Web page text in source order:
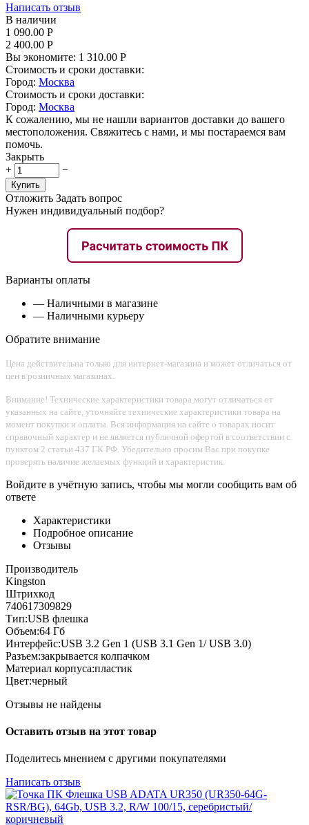
Написать отзыв
В наличии
1 090.00 Р
2 400.00 Р
Вы экономите: 1 310.00 Р
Стоимость и сроки доставки:
Город: Москва
Стоимость и сроки доставки:
Город: Москва
К сожалению, мы не нашли вариантов доставки до вашего
местоположения. Свяжитесь с нами, и мы постараемся вам
помочь.
Закрыть
+
−
Купить
Отложить Задать вопрос
Нужен индивидуальный подбор?
Варианты оплаты
— Наличными в магазине
— Наличными курьеру
Обратите внимание
Цена действительна только для интернет-магазина и может отличаться от
цен в розничных магазинах.
Внимание! Технические характеристики товара могут отличаться от
указанных на сайте, уточняйте технические характеристики товара на
момент покупки и оплаты. Вся информация на сайте о товарах носит
справочный характер и не является публичной офертой в соответствии с
пунктом 2 статьи 437 ГК РФ. Убедительно просим Вас при покупке
проверять наличие желаемых функций и характеристик.
Войдите в учётную запись, чтобы мы могли сообщить вам об
ответе
Характеристики
Подробное описание
Отзывы
Производитель
Kingston
Штрихкод
740617309829
Тип:USB флешка
Объем:64 Гб
Интерфейс:USB 3.2 Gen 1 (USB 3.1 Gen 1/ USB 3.0)
Разъем:закрывается колпачком
Материал корпуса:пластик
Цвет:черный
Отзывы не найдены
Оставить отзыв на этот товар
Поделитесь мнением с другими покупателями
Написать отзыв